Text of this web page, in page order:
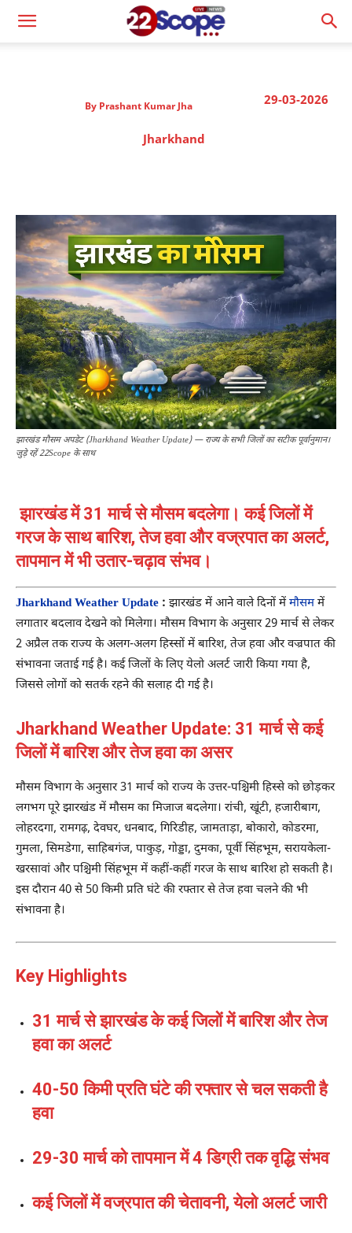
29-03-2026
By Prashant Kumar Jha
Jharkhand
झारखंड मौसम अपडेट (Jharkhand Weather Update) — राज्य के सभी जिलों का सटीक पूर्वानुमान।
जुड़े रहें 22Scope के साथ
झारखंड में 31 मार्च से मौसम बदलेगा। कई जिलों में
गरज के साथ बारिश, तेज हवा और वज्रपात का अलर्ट,
तापमान में भी उतार-चढ़ाव संभव।
Jharkhand Weather Update : झारखंड में आने वाले दिनों मेंमौसममें
लगातार बदलाव देखने को मिलेगा। मौसम विभाग के अनुसार 29 मार्च से लेकर
2 अप्रैल तक राज्य के अलग-अलग हिस्सों में बारिश, तेज हवा और वज्रपात की
संभावना जताई गई है। कई जिलों के लिए येलो अलर्ट जारी किया गया है,
जिससे लोगों को सतर्क रहने की सलाह दी गई है।
Jharkhand Weather Update: 31 मार्च से कई
जिलों में बारिश और तेज हवा का असर
मौसम विभाग के अनुसार 31 मार्च को राज्य के उत्तर-पश्चिमी हिस्से को छोड़कर
लगभग पूरे झारखंड में मौसम का मिजाज बदलेगा। रांची, खूंटी, हजारीबाग,
लोहरदगा, रामगढ़, देवघर, धनबाद, गिरिडीह, जामताड़ा, बोकारो, कोडरमा,
गुमला, सिमडेगा, साहिबगंज, पाकुड़, गोड्डा, दुमका, पूर्वी सिंहभूम, सरायकेला-
खरसावां और पश्चिमी सिंहभूम में कहीं-कहीं गरज के साथ बारिश हो सकती है।
इस दौरान 40 से 50 किमी प्रति घंटे की रफ्तार से तेज हवा चलने की भी
संभावना है।
Key Highlights
31 मार्च से झारखंड के कई जिलों में बारिश और तेज
हवा का अलर्ट
40-50 किमी प्रति घंटे की रफ्तार से चल सकती है
हवा
29-30 मार्च को तापमान में 4 डिग्री तक वृद्धि संभव
कई जिलों में वज्रपात की चेतावनी, येलो अलर्ट जारी